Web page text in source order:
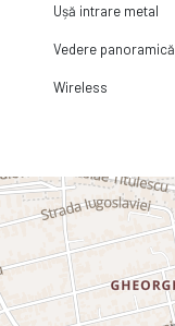
Ușă intrare metal
Vedere panoramică
Wireless